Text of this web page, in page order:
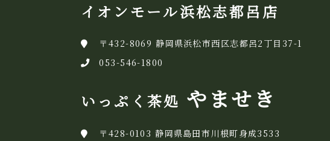
イオンモール浜松志都呂店
〒432-8069 静岡県浜松市西区志都呂2丁目37-1
053-546-1800
いっぷく茶処 やませき
〒428-0103 静岡県島田市川根町身成3533